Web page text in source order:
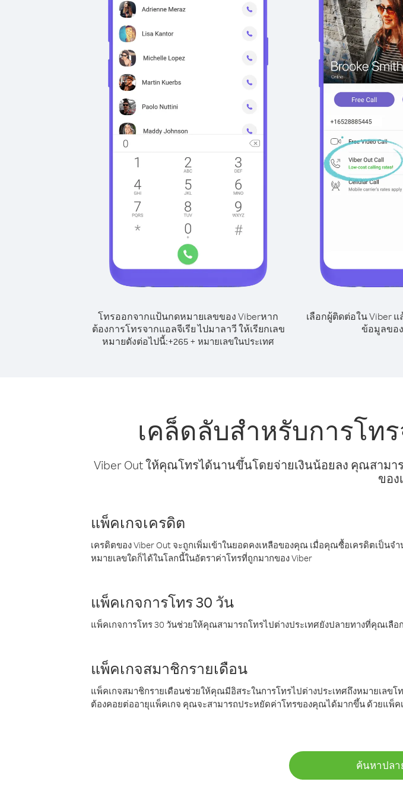
โทรออกจากแป้นกดหมายเลขของ Viberหาก
ต้องการโทรจากแอลจีเรีย ไปมาลาวี ให้เรียกเลข
หมายดังต่อไปนี้:+265 + หมายเลขในประเทศ
เลือกผู้ติดต่อใน Viber
ข้อมูลขอ
เคล็ดลับสำหรับการโท
Viber Out ให้คุณโทรได้นานขึ้นโดยจ่ายเงินน้อยลง คุณสาม
ของ
แพ็คเกจเครดิต
เครดิตของ Viber Out จะถูกเพิ่มเข้าในยอดคงเหลือของคุณ เมื่อคุณซื้อเครดิตเป็น
หมายเลขใดก็ได้ในโลกนี้ในอัตราค่าโทรที่ถูกมากของ Viber
แพ็คเกจการโทร 30 วัน
แพ็คเกจการโทร 30 วันช่วยให้คุณสามารถโทรไปต่างประเทศยังปลายทางที่คุณเลื
แพ็คเกจสมาชิกรายเดือน
แพ็คเกจสมาชิกรายเดือนช่วยให้คุณมีอิสระในการโทรไปต่างประเทศถึงหมายเล
ต้องคอยต่ออายุแพ็คเกจ คุณจะสามารถประหยัดค่าโทรของคุณได้มากขึ้น ด้วยแพ็ค
ค้นหาปลา